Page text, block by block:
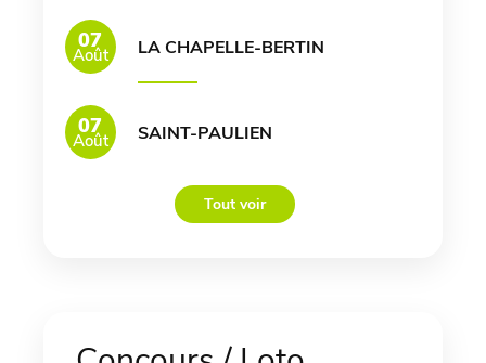
07
Août LA CHAPELLE-BERTIN
07
Août SAINT-PAULIEN
Tout voir